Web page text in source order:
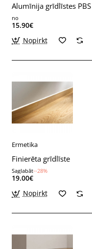
Alumīnija grīdlīstes
no
15.90€
Nopirkt
Ermetika
Finierēta grīdlīste
Saglabāt--28%
19.00€
Nopirkt